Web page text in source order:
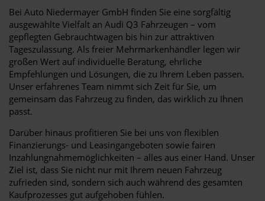
Bei Auto Niedermayer GmbH finden Sie eine sorgfältig
ausgewählte Vielfalt an Audi Q3 Fahrzeugen – vom
gepflegten Gebrauchtwagen bis hin zur attraktiven
Tageszulassung. Als freier Mehrmarkenhändler legen wir
großen Wert auf individuelle Beratung, ehrliche
Empfehlungen und Lösungen, die zu Ihrem Leben passen.
Unser erfahrenes Team nimmt sich Zeit für Sie, um
gemeinsam das Fahrzeug zu finden, das wirklich zu Ihnen
passt.
Darüber hinaus profitieren Sie bei uns von flexiblen
Finanzierungs- und Leasingangeboten sowie fairen
Inzahlungnahmemöglichkeiten – alles aus einer Hand. Unser
Ziel ist, dass Sie nicht nur mit Ihrem neuen Fahrzeug
zufrieden sind, sondern sich auch während des gesamten
Kaufprozesses gut aufgehoben fühlen.